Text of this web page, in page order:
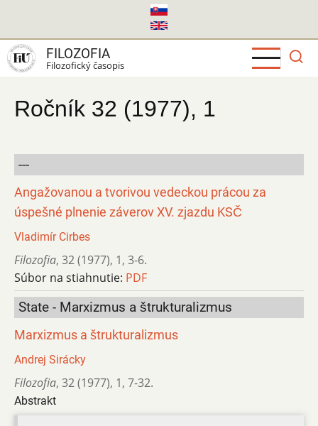
hlavný
obsah
FILOZOFIA
Filozofický časopis
Ročník 32 (1977), 1
---
Angažovanou a tvorivou vedeckou prácou za
úspešné plnenie záverov XV. zjazdu KSČ
Vladimír Cirbes
Filozofia, 32 (1977), 1, 3-6.
Súbor na stiahnutie: PDF
State - Marxizmus a štrukturalizmus
Marxizmus a štrukturalizmus
Andrej Sirácky
Filozofia, 32 (1977), 1, 7-32.
Abstrakt